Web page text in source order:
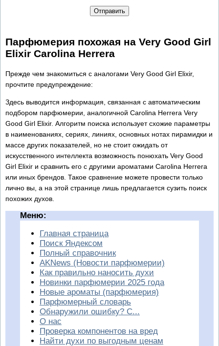
Отправить
Парфюмерия похожая на Very Good Girl
Elixir Carolina Herrera
Прежде чем знакомиться с аналогами Very Good Girl Elixir,
прочтите предупреждение:
Здесь выводится информация, связанная с автоматическим
подбором парфюмерии, аналогичной Carolina Herrera Very
Good Girl Elixir. Алгоритм поиска использует схожие параметры
в наименованиях, сериях, линиях, основных нотах пирамидки и
массе других показателей, но не стоит ожидать от
искусственного интеллекта возможность понюхать Very Good
Girl Elixir и сравнить его с другими ароматами Carolina Herrera
или иных брендов. Такое сравнение можете провести только
лично вы, а на этой странице лишь предлагается сузить поиск
похожих духов.
Меню:
Главная страница
Поиск Яндексом
Полный справочник
AKNews (Новости парфюмерии)
Как правильно наносить духи
Новинки парфюмерии 2025 года
Новые ароматы (парфюмерия)
Парфюмерный словарь
Обнаружили ошибку? С...
О нас
Проверка компонентов на вред
Найти духи по выгодным ценам